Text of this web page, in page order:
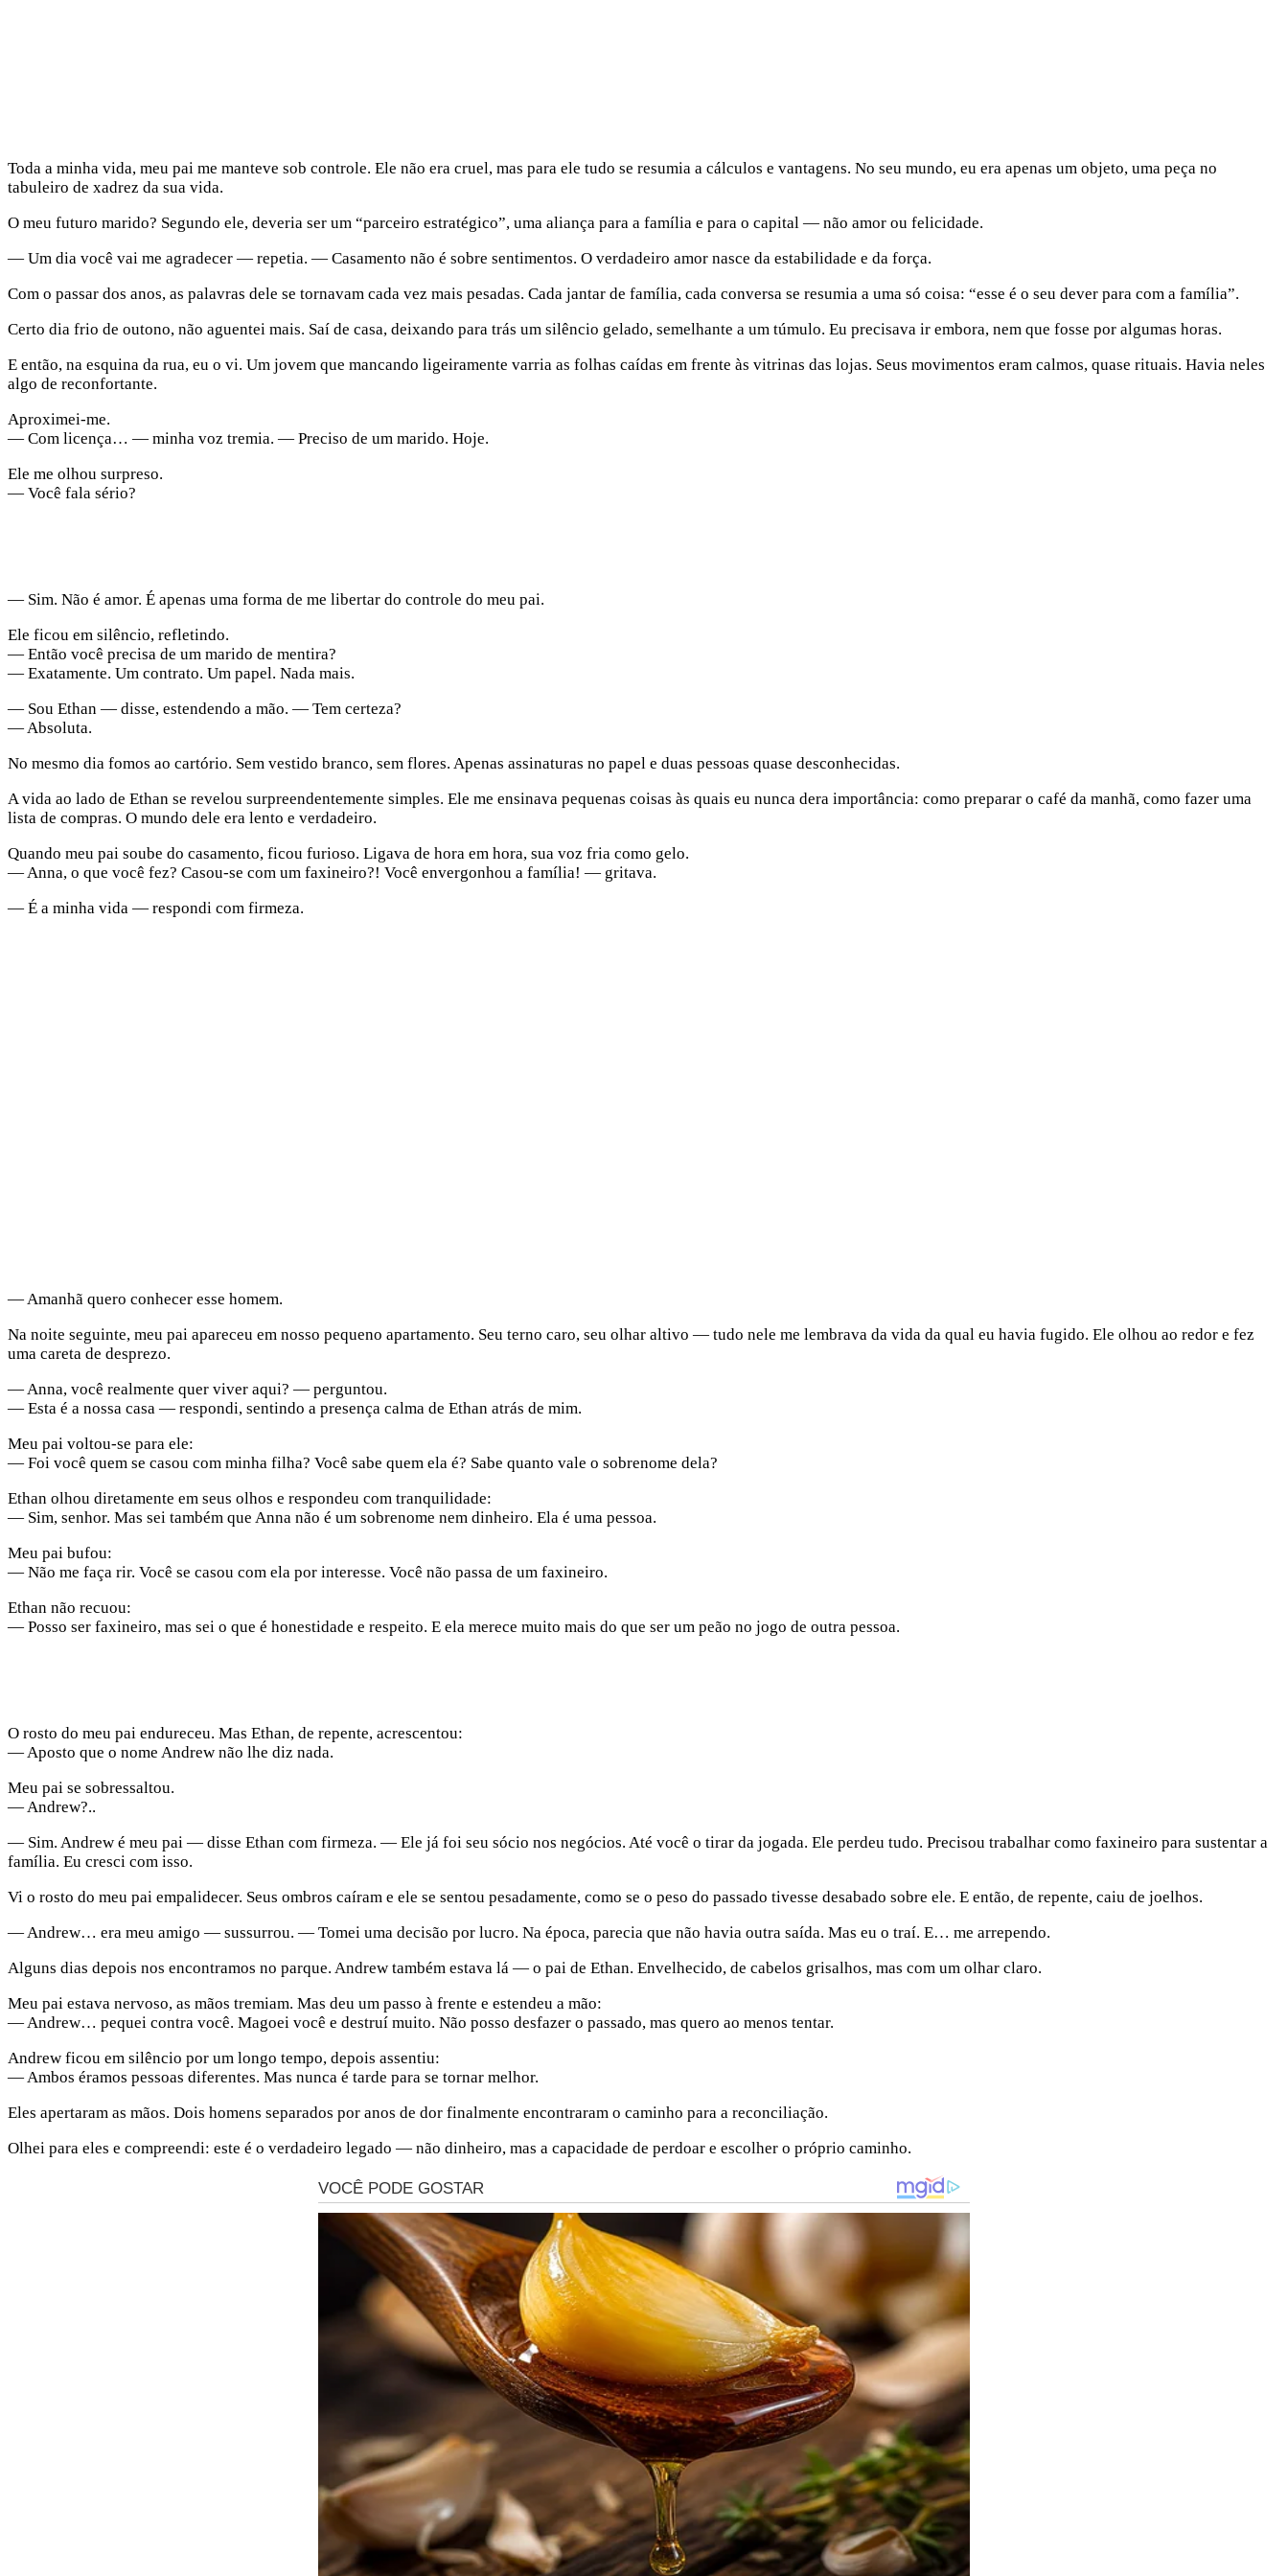
Toda a minha vida, meu pai me manteve sob controle. Ele não era cruel, mas para ele tudo se resumia a cálculos e vantagens. No seu mundo, eu era apenas um objeto, uma peça no
tabuleiro de xadrez da sua vida.
O meu futuro marido? Segundo ele, deveria ser um “parceiro estratégico”, uma aliança para a família e para o capital — não amor ou felicidade.
— Um dia você vai me agradecer — repetia. — Casamento não é sobre sentimentos. O verdadeiro amor nasce da estabilidade e da força.
Com o passar dos anos, as palavras dele se tornavam cada vez mais pesadas. Cada jantar de família, cada conversa se resumia a uma só coisa: “esse é o seu dever para com a família”.
Certo dia frio de outono, não aguentei mais. Saí de casa, deixando para trás um silêncio gelado, semelhante a um túmulo. Eu precisava ir embora, nem que fosse por algumas horas.
E então, na esquina da rua, eu o vi. Um jovem que mancando ligeiramente varria as folhas caídas em frente às vitrinas das lojas. Seus movimentos eram calmos, quase rituais. Havia neles
algo de reconfortante.
Aproximei-me.
— Com licença… — minha voz tremia. — Preciso de um marido. Hoje.
Ele me olhou surpreso.
— Você fala sério?
— Sim. Não é amor. É apenas uma forma de me libertar do controle do meu pai.
Ele ficou em silêncio, refletindo.
— Então você precisa de um marido de mentira?
— Exatamente. Um contrato. Um papel. Nada mais.
— Sou Ethan — disse, estendendo a mão. — Tem certeza?
— Absoluta.
No mesmo dia fomos ao cartório. Sem vestido branco, sem flores. Apenas assinaturas no papel e duas pessoas quase desconhecidas.
A vida ao lado de Ethan se revelou surpreendentemente simples. Ele me ensinava pequenas coisas às quais eu nunca dera importância: como preparar o café da manhã, como fazer uma
lista de compras. O mundo dele era lento e verdadeiro.
Quando meu pai soube do casamento, ficou furioso. Ligava de hora em hora, sua voz fria como gelo.
— Anna, o que você fez? Casou-se com um faxineiro?! Você envergonhou a família! — gritava.
— É a minha vida — respondi com firmeza.
— Amanhã quero conhecer esse homem.
Na noite seguinte, meu pai apareceu em nosso pequeno apartamento. Seu terno caro, seu olhar altivo — tudo nele me lembrava da vida da qual eu havia fugido. Ele olhou ao redor e fez
uma careta de desprezo.
— Anna, você realmente quer viver aqui? — perguntou.
— Esta é a nossa casa — respondi, sentindo a presença calma de Ethan atrás de mim.
Meu pai voltou-se para ele:
— Foi você quem se casou com minha filha? Você sabe quem ela é? Sabe quanto vale o sobrenome dela?
Ethan olhou diretamente em seus olhos e respondeu com tranquilidade:
— Sim, senhor. Mas sei também que Anna não é um sobrenome nem dinheiro. Ela é uma pessoa.
Meu pai bufou:
— Não me faça rir. Você se casou com ela por interesse. Você não passa de um faxineiro.
Ethan não recuou:
— Posso ser faxineiro, mas sei o que é honestidade e respeito. E ela merece muito mais do que ser um peão no jogo de outra pessoa.
O rosto do meu pai endureceu. Mas Ethan, de repente, acrescentou:
— Aposto que o nome Andrew não lhe diz nada.
Meu pai se sobressaltou.
— Andrew?..
— Sim. Andrew é meu pai — disse Ethan com firmeza. — Ele já foi seu sócio nos negócios. Até você o tirar da jogada. Ele perdeu tudo. Precisou trabalhar como faxineiro para sustentar a
família. Eu cresci com isso.
Vi o rosto do meu pai empalidecer. Seus ombros caíram e ele se sentou pesadamente, como se o peso do passado tivesse desabado sobre ele. E então, de repente, caiu de joelhos.
— Andrew… era meu amigo — sussurrou. — Tomei uma decisão por lucro. Na época, parecia que não havia outra saída. Mas eu o traí. E… me arrependo.
Alguns dias depois nos encontramos no parque. Andrew também estava lá — o pai de Ethan. Envelhecido, de cabelos grisalhos, mas com um olhar claro.
Meu pai estava nervoso, as mãos tremiam. Mas deu um passo à frente e estendeu a mão:
— Andrew… pequei contra você. Magoei você e destruí muito. Não posso desfazer o passado, mas quero ao menos tentar.
Andrew ficou em silêncio por um longo tempo, depois assentiu:
— Ambos éramos pessoas diferentes. Mas nunca é tarde para se tornar melhor.
Eles apertaram as mãos. Dois homens separados por anos de dor finalmente encontraram o caminho para a reconciliação.
Olhei para eles e compreendi: este é o verdadeiro legado — não dinheiro, mas a capacidade de perdoar e escolher o próprio caminho.